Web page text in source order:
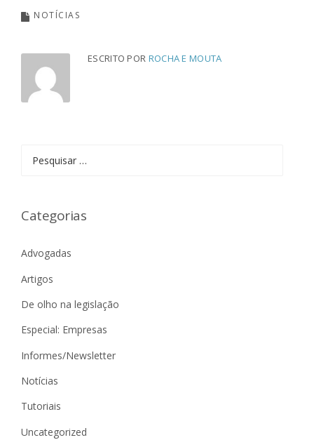
NOTÍCIAS
ESCRITO POR ROCHA E MOUTA
por:
Categorias
Advogadas
Artigos
De olho na legislação
Especial: Empresas
Informes/Newsletter
Notícias
Tutoriais
Uncategorized